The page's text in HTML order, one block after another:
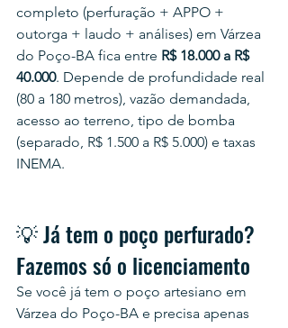
completo (perfuração + APPO +
outorga + laudo + análises) em Várzea
do Poço-BA fica entre R$ 18.000 a R$
40.000. Depende de profundidade real
(80 a 180 metros), vazão demandada,
acesso ao terreno, tipo de bomba
(separado, R$ 1.500 a R$ 5.000) e taxas
INEMA.
💡 Já tem o poço perfurado?
Fazemos só o licenciamento
Se você já tem o poço artesiano em
Várzea do Poço-BA e precisa apenas